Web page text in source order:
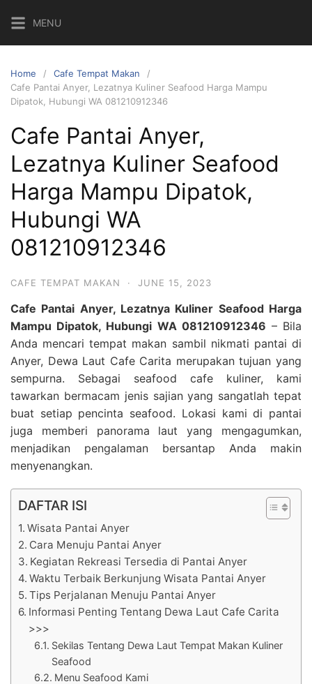
content
MENU
Home
Cafe Tempat Makan
Cafe Pantai Anyer, Lezatnya Kuliner Seafood Harga Mampu
Dipatok, Hubungi WA 081210912346
Cafe Pantai Anyer,
Lezatnya Kuliner Seafood
Harga Mampu Dipatok,
Hubungi WA
081210912346
CAFE TEMPAT MAKAN · JUNE 15, 2023
Cafe Pantai Anyer, Lezatnya Kuliner Seafood Harga
Mampu Dipatok, Hubungi WA 081210912346 – Bila
Anda mencari tempat makan sambil nikmati pantai di
Anyer, Dewa Laut Cafe Carita merupakan tujuan yang
sempurna. Sebagai seafood cafe kuliner, kami
tawarkan bermacam jenis sajian yang sangatlah tepat
buat setiap pencinta seafood. Lokasi kami di pantai
juga memberi panorama laut yang mengagumkan,
menjadikan pengalaman bersantap Anda makin
menyenangkan.
DAFTAR ISI
Wisata Pantai Anyer
Cara Menuju Pantai Anyer
Kegiatan Rekreasi Tersedia di Pantai Anyer
Waktu Terbaik Berkunjung Wisata Pantai Anyer
Tips Perjalanan Menuju Pantai Anyer
Informasi Penting Tentang Dewa Laut Cafe Carita
>>>
Sekilas Tentang Dewa Laut Tempat Makan Kuliner
Seafood
Menu Seafood Kami